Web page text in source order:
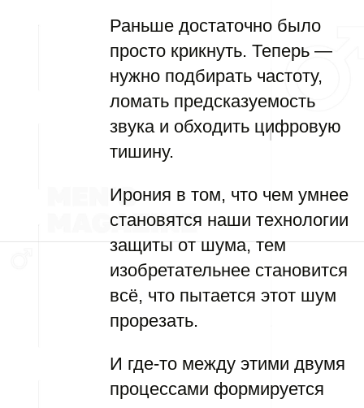
Раньше достаточно было
просто крикнуть. Теперь —
нужно подбирать частоту,
ломать предсказуемость
звука и обходить цифровую
тишину.
Ирония в том, что чем умнее
становятся наши технологии
защиты от шума, тем
изобретательнее становится
всё, что пытается этот шум
прорезать.
И где-то между этими двумя
процессами формируется